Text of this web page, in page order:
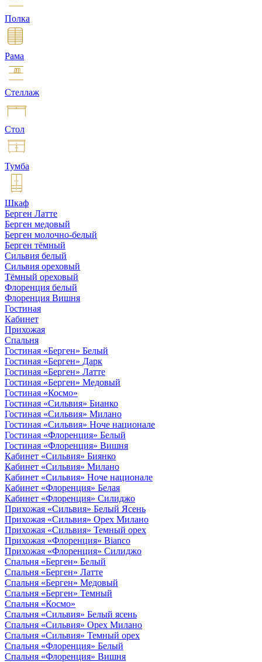
Полка
Рама
Стеллаж
Стол
Тумба
Шкаф
Берген Латте
Берген медовый
Берген молочно-белый
Берген тёмный
Сильвия белый
Сильвия ореховый
Тёмный ореховый
Флоренция белый
Флоренция Вишня
Гостиная
Кабинет
Прихожая
Спальня
Гостиная «Берген» Белый
Гостиная «Берген» Дарк
Гостиная «Берген» Латте
Гостиная «Берген» Медовый
Гостиная «Космо»
Гостиная «Сильвия» Бианко
Гостиная «Сильвия» Милано
Гостиная «Сильвия» Ноче национале
Гостиная «Флоренция» Белый
Гостиная «Флоренция» Вишня
Кабинет «Сильвия» Биянко
Кабинет «Сильвия» Милано
Кабинет «Сильвия» Ноче национале
Кабинет «Флоренция» Белая
Кабинет «Флоренция» Силиджо
Прихожая «Сильвия» Белый Ясень
Прихожая «Сильвия» Орех Милано
Прихожая «Сильвия» Темный орех
Прихожая «Флоренция» Bianco
Прихожая «Флоренция» Силиджо
Спальня «Берген» Белый
Спальня «Берген» Латте
Спальня «Берген» Медовый
Спальня «Берген» Темный
Спальня «Космо»
Спальня «Сильвия» Белый ясень
Спальня «Сильвия» Орех Милано
Спальня «Сильвия» Темный орех
Спальня «Флоренция» Белый
Спальня «Флоренция» Вишня